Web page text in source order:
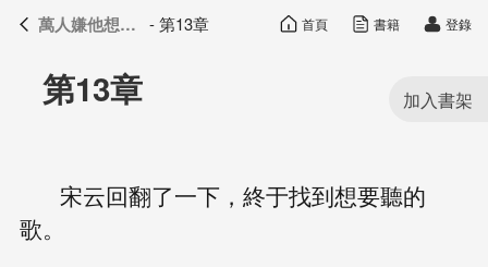
萬人嫌他想開了 目錄
第13章
宋云回翻了一下，終于找到想要聽的
歌。
萬人嫌他想開了 - 第13章 首頁 書籍 登錄